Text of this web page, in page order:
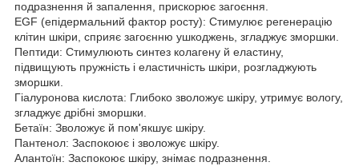
подразнення й запалення, прискорює загоєння.
EGF (епідермальний фактор росту): Стимулює регенерацію
клітин шкіри, сприяє загоєнню ушкоджень, згладжує зморшки.
Пептиди: Стимулюють синтез колагену й еластину,
підвищують пружність і еластичність шкіри, розгладжують
зморшки.
Гіалуронова кислота: Глибоко зволожує шкіру, утримує вологу,
згладжує дрібні зморшки.
Бетаїн: Зволожує й пом'якшує шкіру.
Пантенол: Заспокоює і зволожує шкіру.
Алантоїн: Заспокоює шкіру, знімає подразнення.